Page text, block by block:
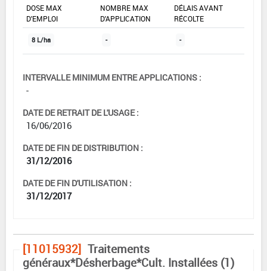
DOSE MAX
D'EMPLOI
NOMBRE MAX
D'APPLICATION
DÉLAIS AVANT
RÉCOLTE
8 L/ha - -
INTERVALLE MINIMUM ENTRE APPLICATIONS :
-
DATE DE RETRAIT DE L'USAGE :
16/06/2016
DATE DE FIN DE DISTRIBUTION :
31/12/2016
DATE DE FIN D'UTILISATION :
31/12/2017
[11015932] Traitements
généraux*Désherbage*Cult. Installées (1)